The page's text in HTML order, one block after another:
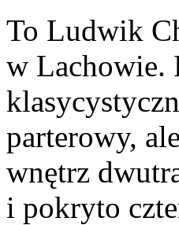
To Ludwik
w Lachowie.
parterowy,
wnętrz
i pokryto